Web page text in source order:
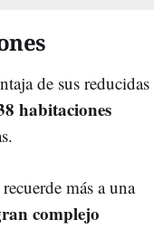
de sus reducidas
habitaciones
más a una
complejo